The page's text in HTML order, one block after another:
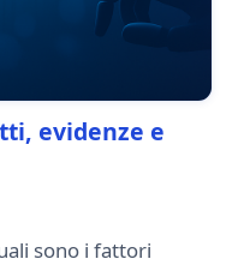
evidenze e
sono i fattori